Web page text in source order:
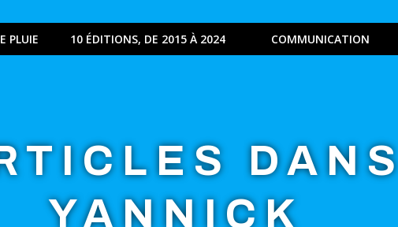
PLUIE 10 ÉDITIONS, DE 2015 À 2024 COMMUNICATION
DANS
YANNICK